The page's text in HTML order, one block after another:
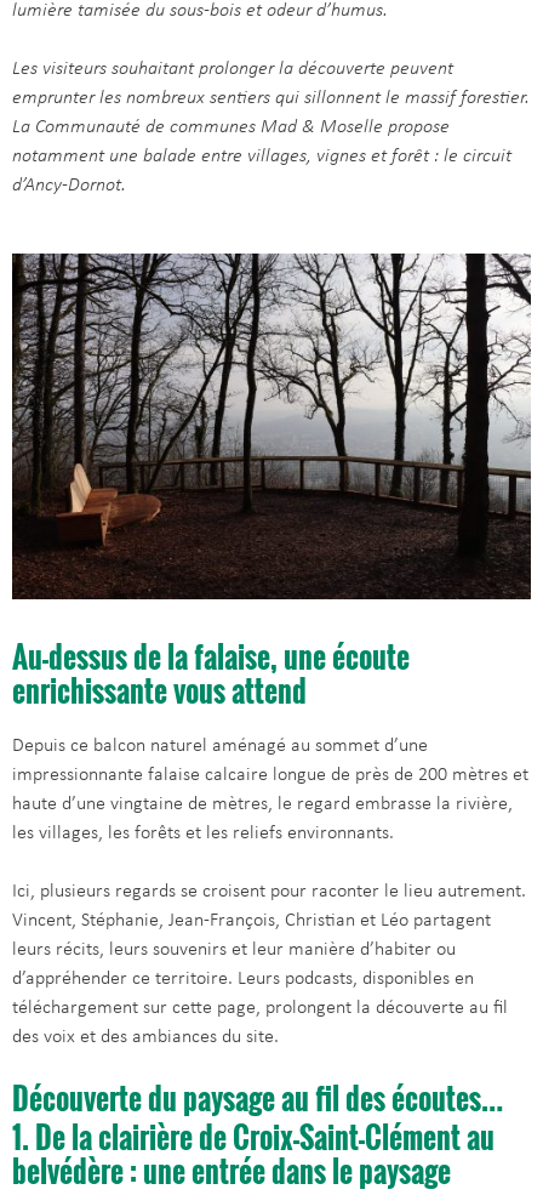
lumière tamisée du sous-bois et odeur d’humus.
Les visiteurs souhaitant prolonger la découverte peuvent
emprunter les nombreux sentiers qui sillonnent le massif forestier.
La Communauté de communes Mad & Moselle propose
notamment une balade entre villages, vignes et forêt : le circuit
d’Ancy-Dornot.
Au-dessus de la falaise, une écoute
enrichissante vous attend
Depuis ce balcon naturel aménagé au sommet d’une
impressionnante falaise calcaire longue de près de 200 mètres et
haute d’une vingtaine de mètres, le regard embrasse la rivière,
les villages, les forêts et les reliefs environnants.
Ici, plusieurs regards se croisent pour raconter le lieu autrement.
Vincent, Stéphanie, Jean-François, Christian et Léo partagent
leurs récits, leurs souvenirs et leur manière d’habiter ou
d’appréhender ce territoire. Leurs podcasts, disponibles en
téléchargement sur cette page, prolongent la découverte au fil
des voix et des ambiances du site.
Découverte du paysage au fil des écoutes…
1. De la clairière de Croix-Saint-Clément au
belvédère : une entrée dans le paysage